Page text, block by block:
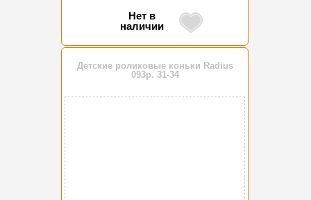
Нет в
наличии
Детские роликовые коньки Radius
093р. 31-34